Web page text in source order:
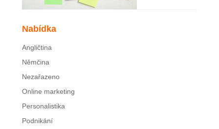
Nabídka
Angličtina
Němčina
Nezařazeno
Online marketing
Personalistika
Podnikání